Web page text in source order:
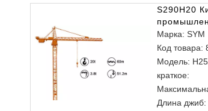
S290H20
изголова
Марка: SYM
Код товара:
Модель:
краткое:
Длина